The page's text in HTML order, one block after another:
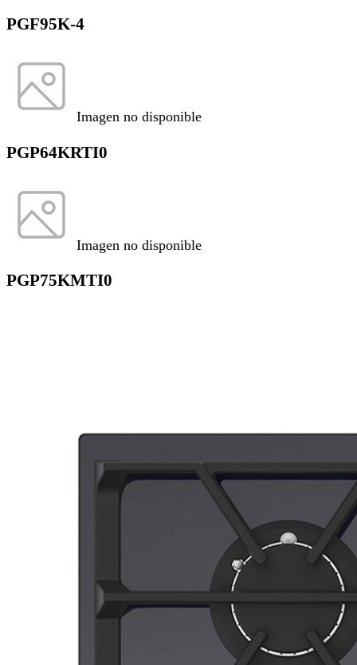
PGF95K-4
Imagen no disponible
PGP64KRTI0
Imagen no disponible
PGP75KMTI0